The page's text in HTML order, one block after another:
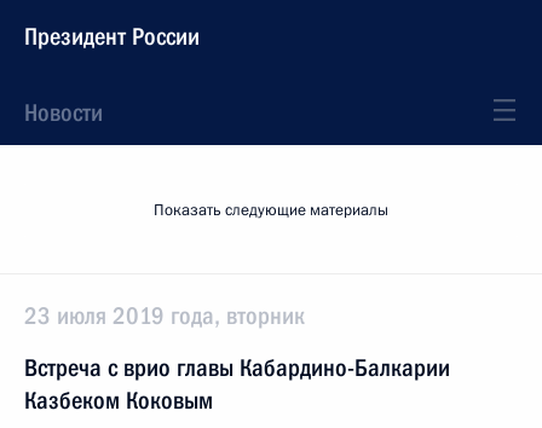
Президент России
Новости
Показать следующие материалы
23 июля 2019 года, вторник
Встреча с врио главы Кабардино-Балкарии
Казбеком Коковым